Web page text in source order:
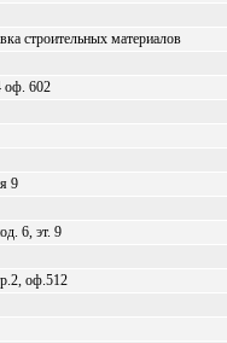
строительных материалов
оф. 602
9
6, эт. 9
оф.512